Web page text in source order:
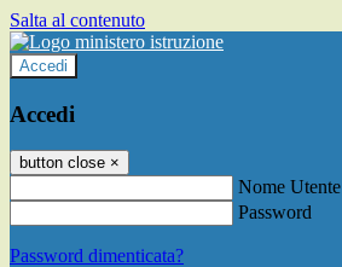
Salta al contenuto
Accedi
Accedi
button close ×
Nome Utente
Password
Password dimenticata?